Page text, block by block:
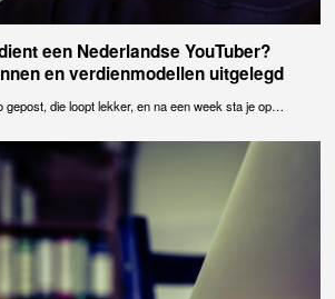
een Nederlandse YouTuber?
en verdienmodellen uitgelegd
gepost, die loopt lekker, en na een week sta je op…